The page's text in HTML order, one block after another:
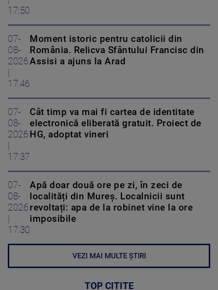
17:50
07-
08-
2026
17:46
Moment istoric pentru catolicii din
România. Relicva Sfântului Francisc din
Assisi a ajuns la Arad
07-
08-
2026
17:37
Cât timp va mai fi cartea de identitate
electronică eliberată gratuit. Proiect de
HG, adoptat vineri
07-
08-
2026
17:30
Apă doar două ore pe zi, în zeci de
localități din Mureș. Localnicii sunt
revoltați: apa de la robinet vine la ore
imposibile
VEZI MAI MULTE ȘTIRI
TOP CITITE